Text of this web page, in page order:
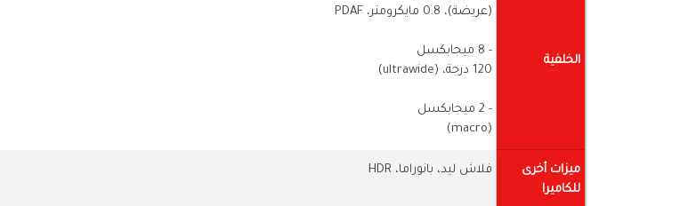
الخلفية
(عريضة)، 0.8 مايكرومتر، PDAF
- 8 ميجابكسل
120 درجة، (ultrawide)
- 2 ميجابكسل
(macro)
ميزات أخرى
للكاميرا
فلاش ليد، بانوراما، HDR